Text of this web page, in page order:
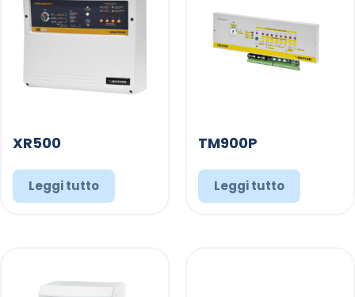
XR500
Leggi tutto
TM900P
Leggi tutto